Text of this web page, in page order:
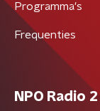
Programma's
Frequenties
NPO Radio